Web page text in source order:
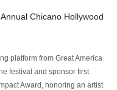
Chicano Hollywood
platform from Great America
festival and sponsor first
Award, honoring an artist